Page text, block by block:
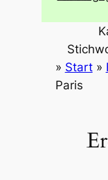
» Start»
Paris